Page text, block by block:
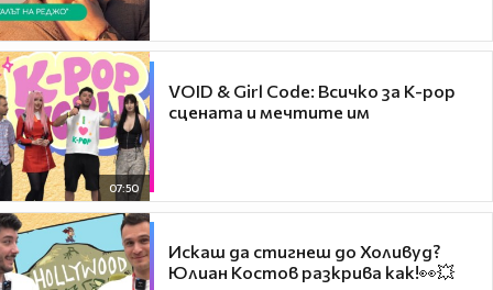
07:50
VOID & Girl Code: Всичко за K-pop
сцената и мечтите им
Искаш да стигнеш до Холивуд?
Юлиан Костов разкрива как!👀💥